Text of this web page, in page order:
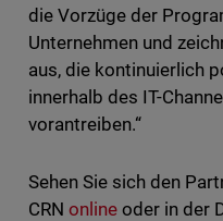
die Vorzüge der
Unternehmen und
aus, die kontinuierlich
innerhalb des IT-
vorantreiben.“
Sehen Sie sich den
CRN online oder in der